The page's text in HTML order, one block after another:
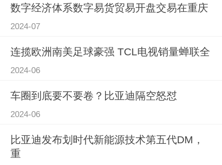
数字经济体系数字易货贸易开盘交易在重庆
2024-07
连揽欧洲南美足球豪强 TCL电视销量蝉联全
2024-06
车圈到底要不要卷？比亚迪隔空怒怼
2024-06
比亚迪发布划时代新能源技术第五代DM，
重